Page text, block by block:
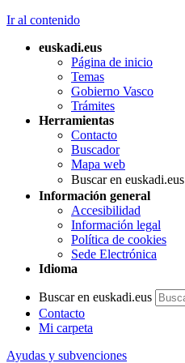
Ir al contenido
euskadi.eus
Página de inicio
Temas
Gobierno Vasco
Trámites
Herramientas
Contacto
Buscador
Mapa web
Buscar en euskadi.eus
Información general
Accesibilidad
Información legal
Política de cookies
Sede Electrónica
Idioma
Buscar en euskadi.eus
Contacto
Mi carpeta
Ayudas y subvenciones